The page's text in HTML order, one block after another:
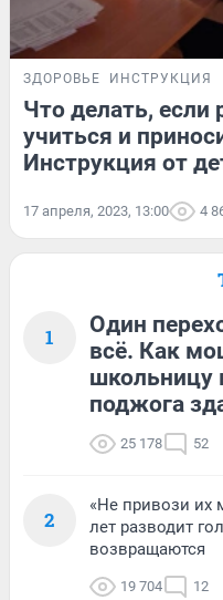
ЗДОРОВЬЕ ИНСТРУКЦИЯ
Что делать, если
учиться и
Инструкция от
17 апреля, 2023, 13:00 4
1
Один
всё. Как
школьницу
поджога
25 178 52
2
«Не привози их
лет разводит
возвращаются
19 704 12